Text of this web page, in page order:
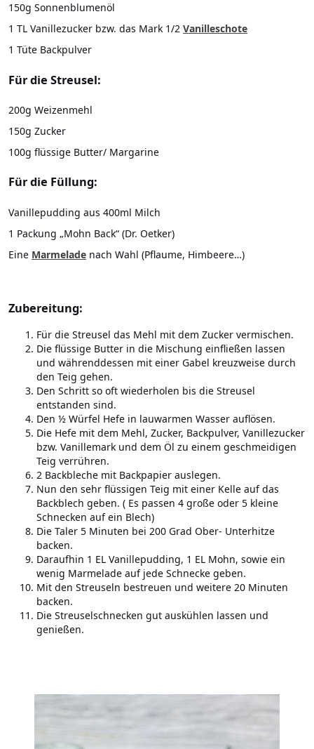
150g Sonnenblumenöl
1 TL Vanillezucker bzw. das Mark 1/2 Vanilleschote
1 Tüte Backpulver
Für die Streusel:
200g Weizenmehl
150g Zucker
100g flüssige Butter/ Margarine
Für die Füllung:
Vanillepudding aus 400ml Milch
1 Packung „Mohn Back“ (Dr. Oetker)
Eine Marmelade nach Wahl (Pflaume, Himbeere…)
Zubereitung:
Für die Streusel das Mehl mit dem Zucker vermischen.
Die flüssige Butter in die Mischung einfließen lassen
und währenddessen mit einer Gabel kreuzweise durch
den Teig gehen.
Den Schritt so oft wiederholen bis die Streusel
entstanden sind.
Den ½ Würfel Hefe in lauwarmen Wasser auflösen.
Die Hefe mit dem Mehl, Zucker, Backpulver, Vanillezucker
bzw. Vanillemark und dem Öl zu einem geschmeidigen
Teig verrühren.
2 Backbleche mit Backpapier auslegen.
Nun den sehr flüssigen Teig mit einer Kelle auf das
Backblech geben. ( Es passen 4 große oder 5 kleine
Schnecken auf ein Blech)
Die Taler 5 Minuten bei 200 Grad Ober- Unterhitze
backen.
Daraufhin 1 EL Vanillepudding, 1 EL Mohn, sowie ein
wenig Marmelade auf jede Schnecke geben.
Mit den Streuseln bestreuen und weitere 20 Minuten
backen.
Die Streuselschnecken gut auskühlen lassen und
genießen.